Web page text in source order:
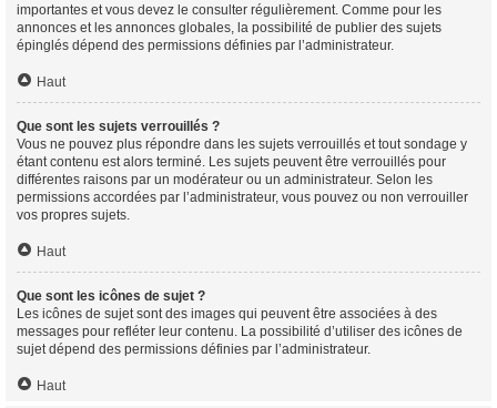
importantes et vous devez le consulter régulièrement. Comme pour les
annonces et les annonces globales, la possibilité de publier des sujets
épinglés dépend des permissions définies par l’administrateur.
Haut
Que sont les sujets verrouillés ?
Vous ne pouvez plus répondre dans les sujets verrouillés et tout sondage y
étant contenu est alors terminé. Les sujets peuvent être verrouillés pour
différentes raisons par un modérateur ou un administrateur. Selon les
permissions accordées par l’administrateur, vous pouvez ou non verrouiller
vos propres sujets.
Haut
Que sont les icônes de sujet ?
Les icônes de sujet sont des images qui peuvent être associées à des
messages pour refléter leur contenu. La possibilité d’utiliser des icônes de
sujet dépend des permissions définies par l’administrateur.
Haut